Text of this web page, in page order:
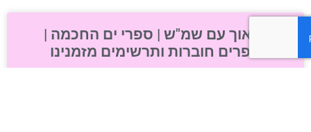
ייראוך עם שמ"ש | ספרי ים החכמה |
ספרים חוברות ותרשימים מזמנינו